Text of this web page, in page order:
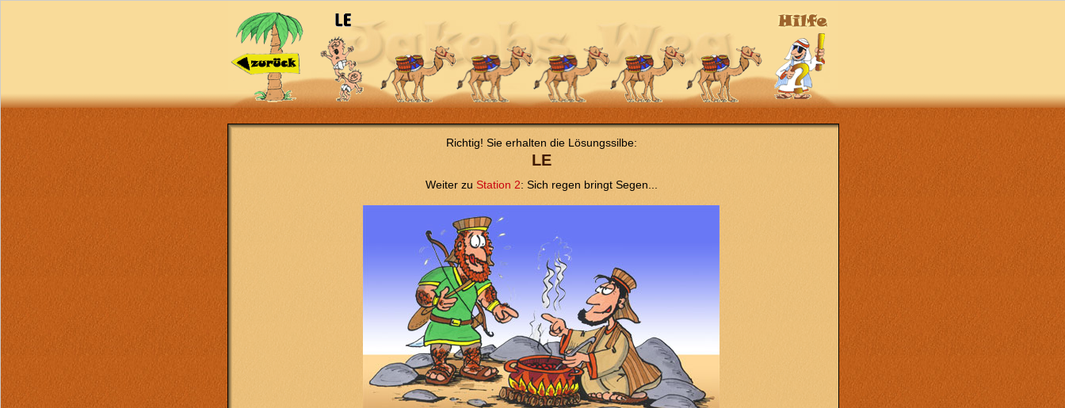
Richtig! Sie erhalten die Lösungssilbe:
LE
Weiter zu Station 2: Sich regen bringt Segen...